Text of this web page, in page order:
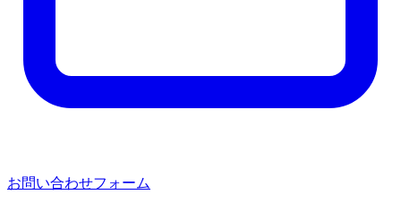
お問い合わせフォーム